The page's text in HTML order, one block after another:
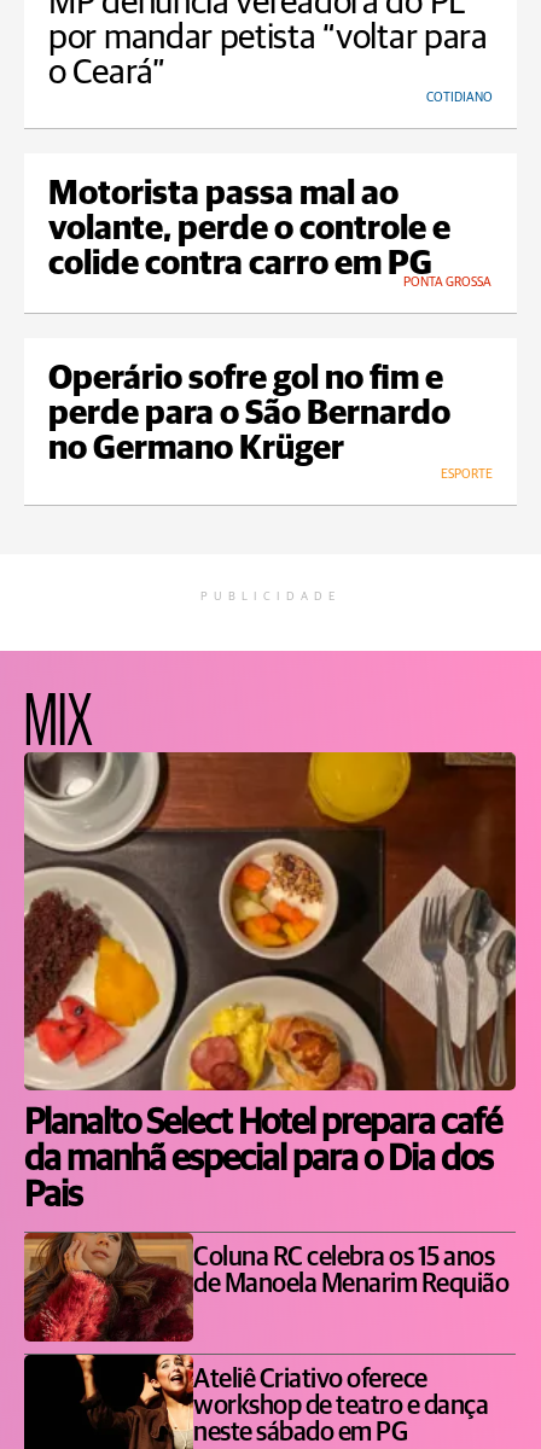
por mandar petista “voltar para
o Ceará”
COTIDIANO
Motorista passa mal ao
volante, perde o controle e
colide contra carro em PG
PONTA GROSSA
Operário sofre gol no fim e
perde para o São Bernardo
no Germano Krüger
ESPORTE
PUBLICIDADE
MIX
Planalto Select Hotel prepara café
da manhã especial para o Dia dos
Pais
Coluna RC celebra os 15 anos
de Manoela Menarim Requião
Ateliê Criativo oferece
workshop de teatro e dança
neste sábado em PG